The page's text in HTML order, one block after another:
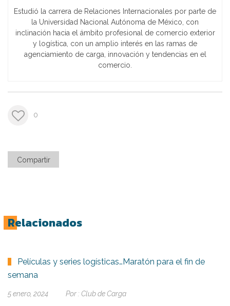
Estudió la carrera de Relaciones Internacionales por parte de
la Universidad Nacional Autónoma de México, con
inclinación hacia el ámbito profesional de comercio exterior
y logística, con un amplio interés en las ramas de
agenciamiento de carga, innovación y tendencias en el
comercio.
0
Compartir
Relacionados
Películas y series logísticas…Maratón para el fin de
semana
5 enero, 2024 Por : Club de Carga